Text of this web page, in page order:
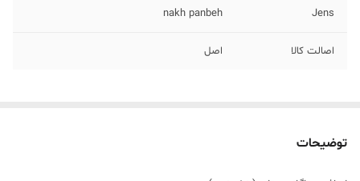
Jens
nakh panbeh
اصالت کالا اصل
توضیحات